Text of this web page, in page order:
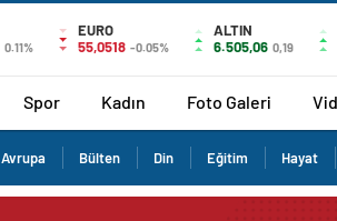
0.11%
EURO
55,0518 -0.05%
ALTIN
6.505,06 0,19
Spor Kadın Foto Galeri
Avrupa Bülten Din Eğitim Hayat